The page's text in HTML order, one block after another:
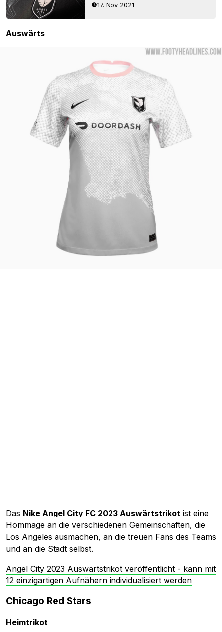
17. Nov 2021
Auswärts
Das Nike Angel City FC 2023 Auswärtstrikot ist eine
Hommage an die verschiedenen Gemeinschaften, die
Los Angeles ausmachen, an die treuen Fans des Teams
und an die Stadt selbst.
Angel City 2023 Auswärtstrikot veröffentlicht - kann mit
12 einzigartigen Aufnähern individualisiert werden
Chicago Red Stars
Heimtrikot